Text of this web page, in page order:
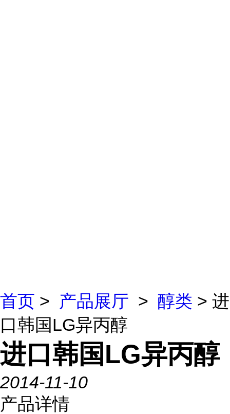
首页 > 产品展厅 > 醇类 > 进
口韩国LG异丙醇
进口韩国LG异丙醇
2014-11-10
产品详情